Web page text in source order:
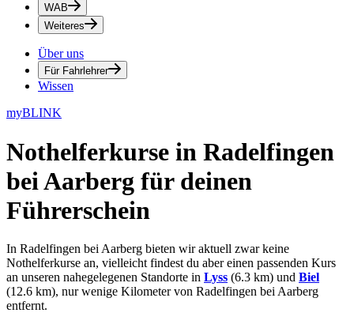
WAB
Weiteres
Über uns
Für Fahrlehrer
Wissen
myBLINK
Nothelferkurse in Radelfingen
bei Aarberg für deinen
Führerschein
In Radelfingen bei Aarberg bieten wir aktuell zwar keine
Nothelferkurse an, vielleicht findest du aber einen passenden Kurs
an unseren nahegelegenen Standorte in Lyss (6.3 km) und Biel
(12.6 km), nur wenige Kilometer von Radelfingen bei Aarberg
entfernt.